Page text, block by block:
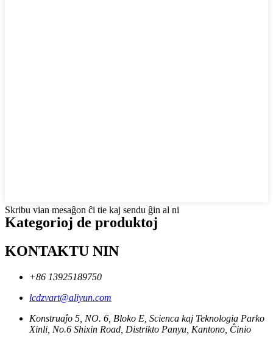
Skribu vian mesaĝon ĉi tie kaj sendu ĝin al ni
Kategorioj de produktoj
KONTAKTU NIN
+86 13925189750
lcdzvart@aliyun.com
Konstruaĵo 5, NO. 6, Bloko E, Scienca kaj Teknologia Parko
Xinli, No.6 Shixin Road, Distrikto Panyu, Kantono, Ĉinio